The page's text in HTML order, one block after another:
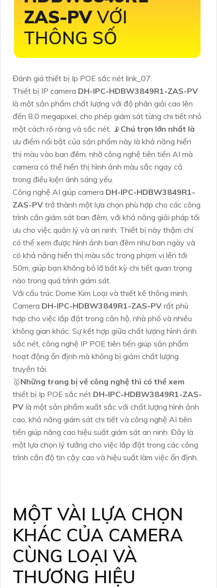
ZAS-PV VỚI
THÔNG SỐ
Đánh giá thiết bị Ip POE sắc nét link_07:
Thiết bị IP camera DH-IPC-HDBW3849R1-ZAS-PV
là một sản phẩm chất lượng với độ phân giải cao lên
đến 8.0 megapixel, cho phép giám sát từng chi tiết nhỏ
một cách rõ ràng và sắc nét. 📡 Chú trọn lớn nhất là
ưu điểm nổi bật của sản phẩm này là khả năng hiển
thị màu vào ban đêm, nhờ công nghệ tiên tiến AI mà
camera có thể hiển thị hình ảnh màu sắc ngay cả
trong điều kiện ánh sáng yếu.
Công nghệ AI giúp camera DH-IPC-HDBW3849R1-
ZAS-PV trở thành một lựa chọn phù hợp cho các công
trình cần giám sát ban đêm, với khả năng giải pháp tối
ưu cho việc quản lý và an ninh. Thiết bị này thậm chí
có thể xem được hình ảnh ban đêm như ban ngày và
có khả năng hiển thị màu sắc trong phạm vi lên tới
50m, giúp bạn không bỏ lỡ bất kỳ chi tiết quan trọng
nào trong quá trình giám sát.
Với cấu trúc Dome Kim Loại và thiết kế thông minh,
Camera DH-IPC-HDBW3849R1-ZAS-PV rất phù
hợp cho việc lắp đặt trong căn hộ, nhà phố và nhiều
không gian khác. Sự kết hợp giữa chất lượng hình ảnh
sắc nét, công nghệ IP POE tiên tiến giúp sản phẩm
hoạt động ổn định mà không bị giảm chất lượng
truyền tải.
🥇️Những trang bị về công nghệ thì có thể xem
thiết bị Ip POE sắc nét DH-IPC-HDBW3849R1-ZAS-
PV là một sản phẩm xuất sắc với chất lượng hình ảnh
cao, khả năng giám sát chi tiết và công nghệ AI tiên
tiến giúp nâng cao hiệu suất giám sát an ninh. Đây là
một lựa chọn lý tưởng cho việc lắp đặt trong các công
trình cần độ tin cậy cao và hiệu suất làm việc ổn định.
MỘT VÀI LỰA CHỌN
KHÁC CỦA CAMERA
CÙNG LOẠI VÀ
THƯƠNG HIỆU